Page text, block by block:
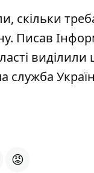
скільки
Писав
служба
😡